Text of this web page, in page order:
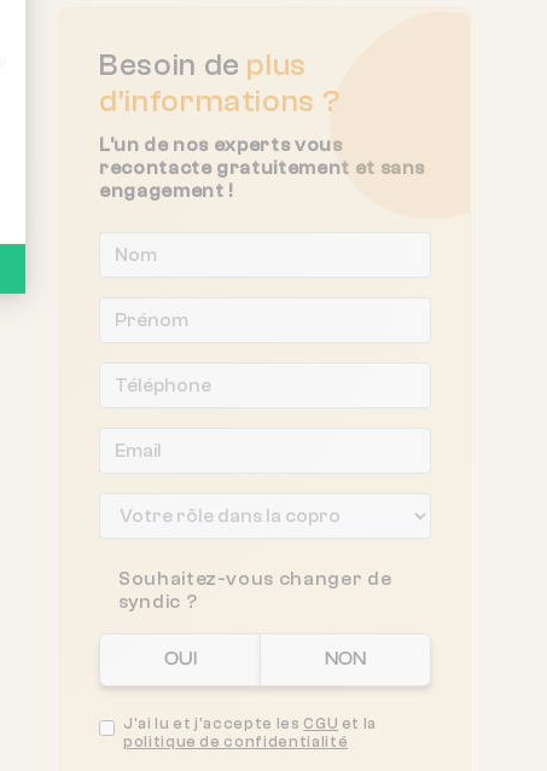
Besoin de plus
d'informations ?
L'un de nos experts vous
recontacte gratuitement et sans
engagement !
Souhaitez-vous changer de
syndic ?
OUI NON
J'ai lu et j'accepte les CGU et la
politique de confidentialité